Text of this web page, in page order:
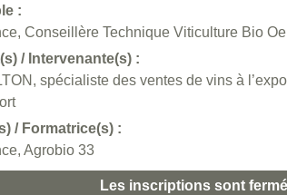
:
Conseillère Technique Viticulture Bio
/ Intervenante(s) :
spécialiste des ventes de vins à
/ Formatrice(s) :
Agrobio 33
Les inscriptions sont